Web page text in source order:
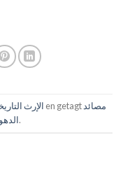
الإرث en getagt مصائد
.